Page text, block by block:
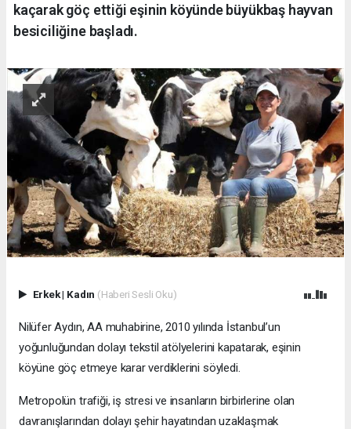
kaçarak göç ettiği eşinin köyünde büyükbaş hayvan
besiciliğine başladı.
Erkek| Kadın (Haberi Sesli Oku)
Nilüfer Aydın, AA muhabirine, 2010 yılında İstanbul’un
yoğunluğundan dolayı tekstil atölyelerini kapatarak, eşinin
köyüne göç etmeye karar verdiklerini söyledi.
Metropolün trafiği, iş stresi ve insanların birbirlerine olan
davranışlarından dolayı şehir hayatından uzaklaşmak